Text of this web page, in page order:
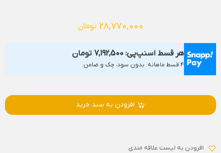
28,770,000 تومان
هر قسط اسنپ‌پی: 7,192,500 تومان
۴ قسط ماهانه. بدون سود، چک و ضامن.
افزودن به سبد خرید
افزودن به لیست علاقه مندی